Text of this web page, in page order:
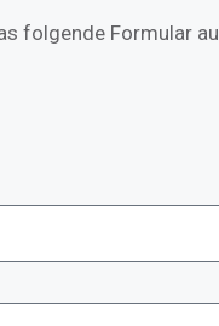
folgende Formular